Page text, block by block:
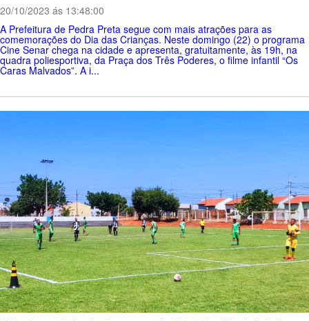
20/10/2023 ás 13:48:00
A Prefeitura de Pedra Preta segue com mais atrações para as
comemorações do Dia das Crianças. Neste domingo (22) o programa
Cine Senar chega na cidade e apresenta, gratuitamente, às 19h, na
quadra poliesportiva, da Praça dos Três Poderes, o filme infantil “Os
Caras Malvados”. A i...